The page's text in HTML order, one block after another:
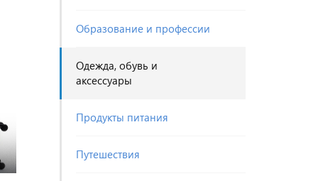
Образование и профессии
Одежда, обувь и
аксессуары
Продукты питания
Путешествия